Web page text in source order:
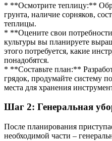
* **Осмотрите теплицу:**
грунта, наличие сорняков,
теплицы.
* **Оцените свои
культуры вы планируете
этого потребуется, какие
понадобятся.
* **Составьте план:**
грядок, продумайте систему
места для хранения
Шаг 2: Генеральная
После планирования
необходимой части –